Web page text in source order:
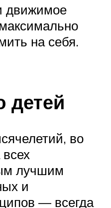
движимое
на себя.
детей
во
всех
лучшим
и
— всегда